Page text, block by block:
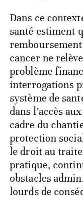
Dans ce
santé estiment
cancer ne
problème
interrogations
système de
dans l’accès
cadre du
protection
le droit au
pratique,
obstacles
lourds de